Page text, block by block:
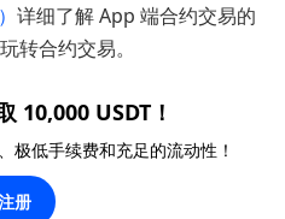
详细了解 App 端合约交易的
转合约交易。
10,000 USDT！
极低手续费和充足的流动性！
册